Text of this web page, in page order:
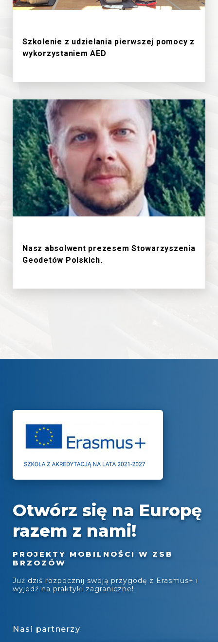
Szkolenie z udzielania pierwszej pomocy z
wykorzystaniem AED
Nasz absolwent prezesem Stowarzyszenia
Geodetów Polskich.
Otwórz się na Europę
razem z nami!
PROJEKTY MOBILNOŚCI W ZSB
BRZOZÓW
Już dziś rozpocznij swoją przygodę z Erasmus+ i
wyjedź na praktyki zagraniczne!
Nasi partnerzy